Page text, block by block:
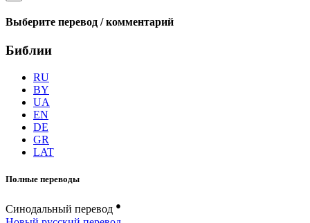
Выберите перевод / комментарий
Библии
RU
BY
UA
EN
DE
GR
LAT
Полные переводы
Синодальный перевод ●